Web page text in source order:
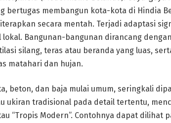
bertugas membangun kota-kota di Hindia
secara mentah. Terjadi adaptasi
Bangunan-bangunan dirancang
silang, teras atau beranda yang luas,
matahari dan hujan.
beton, dan baja mulai umum, seringkali
ukiran tradisional pada detail tertentu,
“Tropis Modern”. Contohnya dapat dilihat